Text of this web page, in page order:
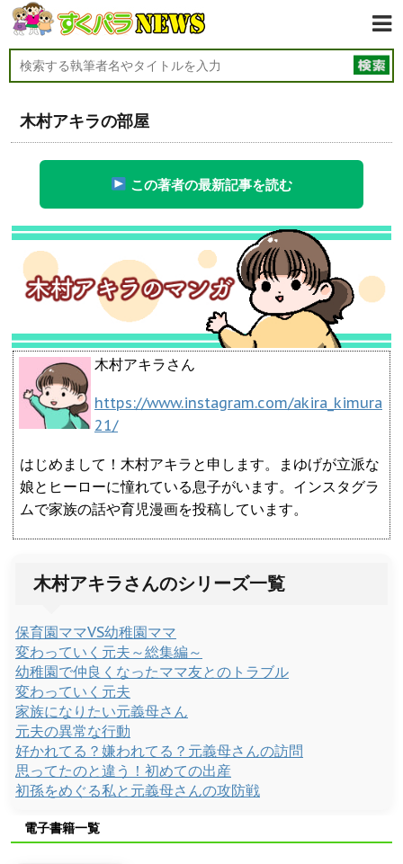
木村アキラの部屋
この著者の最新記事を読む
木村アキラさん
https://www.instagram.com/akira_kimura
21/
はじめまして！木村アキラと申します。まゆげが立派な
娘とヒーローに憧れている息子がいます。インスタグラ
ムで家族の話や育児漫画を投稿しています。
木村アキラさんのシリーズ一覧
保育園ママVS幼稚園ママ
変わっていく元夫～総集編～
幼稚園で仲良くなったママ友とのトラブル
変わっていく元夫
家族になりたい元義母さん
元夫の異常な行動
好かれてる？嫌われてる？元義母さんの訪問
思ってたのと違う！初めての出産
初孫をめぐる私と元義母さんの攻防戦
電子書籍一覧